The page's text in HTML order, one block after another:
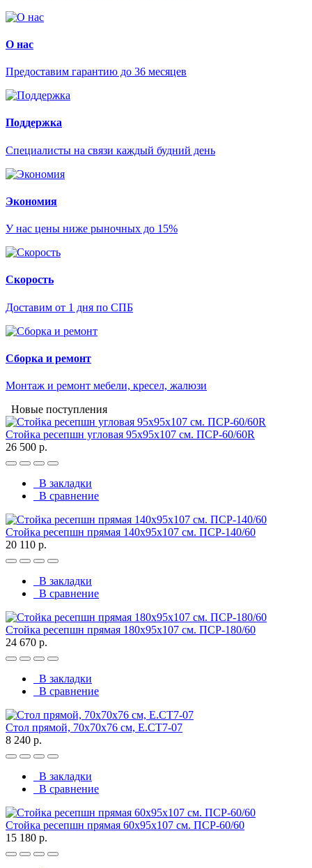
О нас
Предоставим гарантию до 36 месяцев
Поддержка
Специалисты на связи каждый будний день
Экономия
У нас цены ниже рыночных до 15%
Скорость
Доставим от 1 дня по СПБ
Сборка и ремонт
Монтаж и ремонт мебели, кресел, жалюзи
Новые поступления
Стойка ресепшн угловая 95х95х107 см. ПСР-60/60R
26 500 р.
В закладки
В сравнение
Стойка ресепшн прямая 140х95х107 см. ПСР-140/60
20 110 р.
В закладки
В сравнение
Стойка ресепшн прямая 180х95х107 см. ПСР-180/60
24 670 р.
В закладки
В сравнение
Стол прямой, 70x70x76 см, Е.СТ7-07
8 240 р.
В закладки
В сравнение
Стойка ресепшн прямая 60х95х107 см. ПСР-60/60
15 180 р.